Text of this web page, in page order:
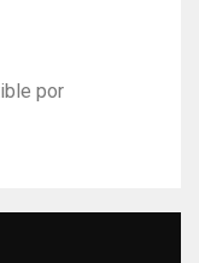
por